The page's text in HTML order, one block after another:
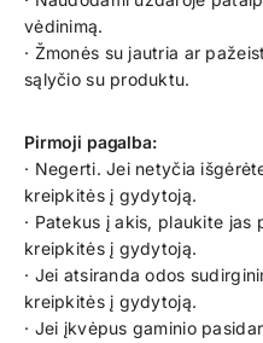
vėdinimą.
· Žmonės su jautria ar
sąlyčio su produktu.
Pirmoji pagalba:
· Negerti. Jei netyčia
kreipkitės į gydytoją.
· Patekus į akis, plaukite
kreipkitės į gydytoją.
· Jei atsiranda odos
kreipkitės į gydytoją.
· Jei įkvėpus gaminio